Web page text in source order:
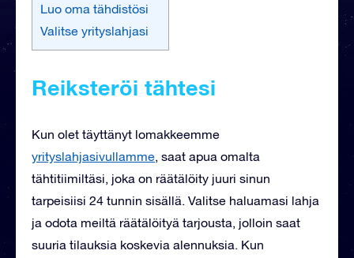
Luo oma tähdistösi
Valitse yrityslahjasi
Reiksteröi tähtesi
Kun olet täyttänyt lomakkeemme
yrityslahjasivullamme, saat apua omalta
tähtitiimiltäsi, joka on räätälöity juuri sinun
tarpeisiisi 24 tunnin sisällä. Valitse haluamasi lahja
ja odota meiltä räätälöityä tarjousta, jolloin saat
suuria tilauksia koskevia alennuksia. Kun